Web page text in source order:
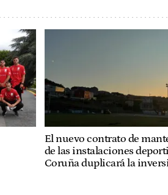
El nuevo contrato de
de las instalaciones
Coruña duplicará la